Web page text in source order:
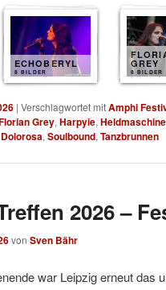
ECHOBERYL
8 BILDER
GREY
8 BILDER
| Verschlagwortet mitAmphi
Grey, Harpyie, Heldmaschine
, Soulbound, Tanzbrunnen
2026 –
von Sven Bähr
war Leipzig erneut das